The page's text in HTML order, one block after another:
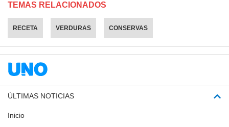
TEMAS RELACIONADOS
RECETA VERDURAS CONSERVAS
ÚLTIMAS NOTICIAS
Inicio